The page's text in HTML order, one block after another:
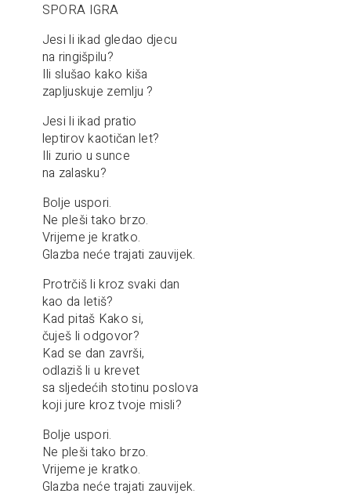
SPORA IGRA
Jesi li ikad gledao djecu
na ringišpilu?
Ili slušao kako kiša
zapljuskuje zemlju ?
Jesi li ikad pratio
leptirov kaotičan let?
Ili zurio u sunce
na zalasku?
Bolje uspori.
Ne pleši tako brzo.
Vrijeme je kratko.
Glazba neće trajati zauvijek.
Protrčiš li kroz svaki dan
kao da letiš?
Kad pitaš Kako si,
čuješ li odgovor?
Kad se dan završi,
odlaziš li u krevet
sa sljedećih stotinu poslova
koji jure kroz tvoje misli?
Bolje uspori.
Ne pleši tako brzo.
Vrijeme je kratko.
Glazba neće trajati zauvijek.